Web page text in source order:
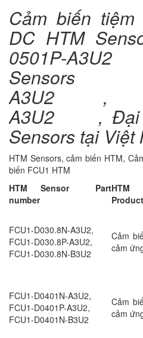
Cảm biến
DC HTM
0501P-
Sensors
A3U2 ,
A3U2 , Đại
Sensors tại Việt
HTM Sensors, cảm biến HTM,
biến FCU1 HTM
HTM Sensor Part
number
HTM
FCU1-D030.8N-A3U2,
FCU1-D030.8P-A3U2,
FCU1-D030.8N-B3U2
Cảm
cảm
FCU1-D0401N-A3U2,
FCU1-D0401P-A3U2,
FCU1-D0401N-B3U2
Cảm
cảm